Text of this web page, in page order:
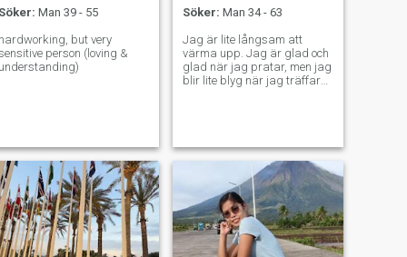
Man 39 - 55
but very
person (loving &
Söker: Man 34 - 63
Jag är lite långsam att
värma upp. Jag är glad och
glad när jag pratar, men jag
blir lite blyg när jag träffar
matlagning, och jag gillar
att komma bort från stadens
liv och rörelse och titta